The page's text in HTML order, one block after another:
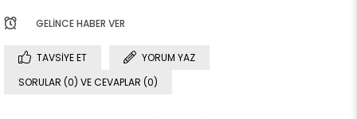
GELINCE HABER VER
TAVSIYE ET
YORUM YAZ
SORULAR (0) VE CEVAPLAR (0)